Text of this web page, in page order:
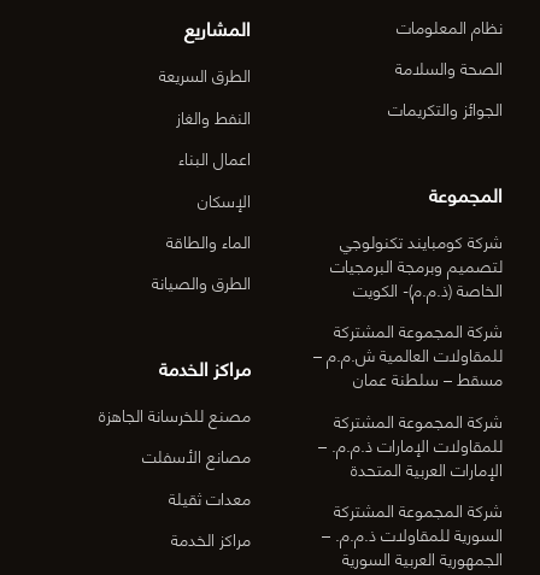
نظام المعلومات
الصحة والسلامة
الجوائز والتكريمات
المجموعة
شركة كومبايند تكنولوجي
لتصميم وبرمجة البرمجيات
الخاصة (ذ.م.م)- الكويت
شركة المجموعة المشتركة
للمقاولات العالمية ش.م.م –
مسقط – سلطنة عمان
شركة المجموعة المشتركة
للمقاولات الإمارات ذ.م.م. –
الإمارات العربية المتحدة
شركة المجموعة المشتركة
السورية للمقاولات ذ.م.م. –
الجمهورية العربية السورية
المشاريع
الطرق السريعة
النفط والغاز
اعمال البناء
الإسكان
الماء والطاقة
الطرق والصيانة
مراكز الخدمة
مصنع للخرسانة الجاهزة
مصانع الأسفلت
معدات ثقيلة
مراكز الخدمة